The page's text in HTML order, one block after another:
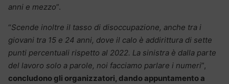
anni e mezzo”.
“Scende inoltre il tasso di disoccupazione, anche tra i
giovani tra 15 e 24 anni, dove il calo è addirittura di sette
punti percentuali rispetto al 2022. La sinistra è dalla parte
del lavoro solo a parole, noi facciamo parlare i numeri”,
concludono gli organizzatori, dando appuntamento a